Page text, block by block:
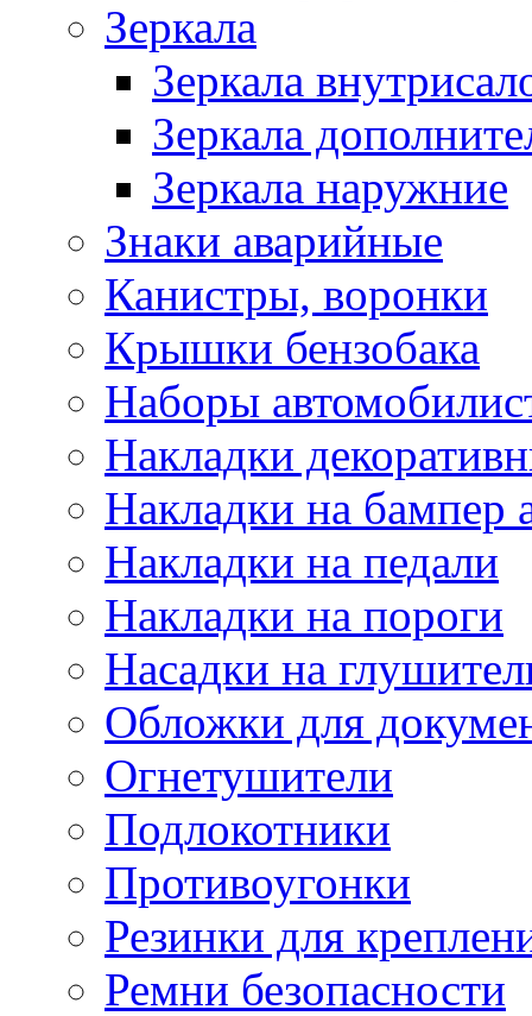
Зеркала
Зеркала
Зеркала
Зеркала наружние
Знаки аварийные
Канистры, воронки
Крышки бензобака
Наборы
Накладки
Накладки на бампер
Накладки на педали
Накладки на пороги
Насадки на
Обложки для
Огнетушители
Подлокотники
Противоугонки
Резинки для
Ремни безопасности